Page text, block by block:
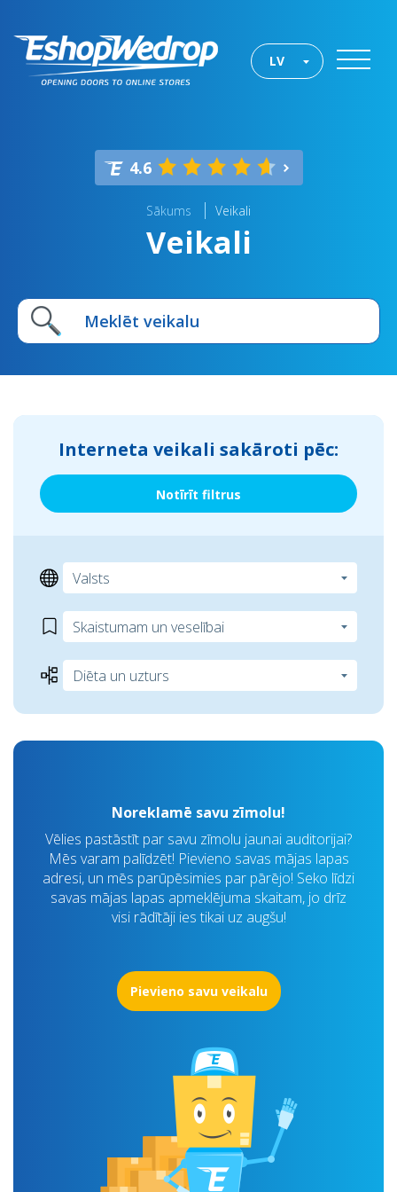
LV
4.6
Sākums Veikali
Veikali
Interneta veikali sakāroti pēc:
Notīrīt filtrus
Noreklamē savu zīmolu!
Vēlies pastāstīt par savu zīmolu jaunai auditorijai?
Mēs varam palīdzēt! Pievieno savas mājas lapas
adresi, un mēs parūpēsimies par pārējo! Seko līdzi
savas mājas lapas apmeklējuma skaitam, jo drīz
visi rādītāji ies tikai uz augšu!
Pievieno savu veikalu